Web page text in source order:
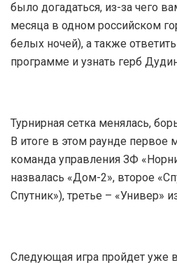
было догадаться, из-за чего
месяца в одном российском
белых ночей), а также
программе и узнать герб
Турнирная сетка менялась,
В итоге в этом раунде первое
команда управления ЗФ
назвалась «Дом-2», второе
Спутник»), третье – «Универ»
Следующая игра пройдет уже